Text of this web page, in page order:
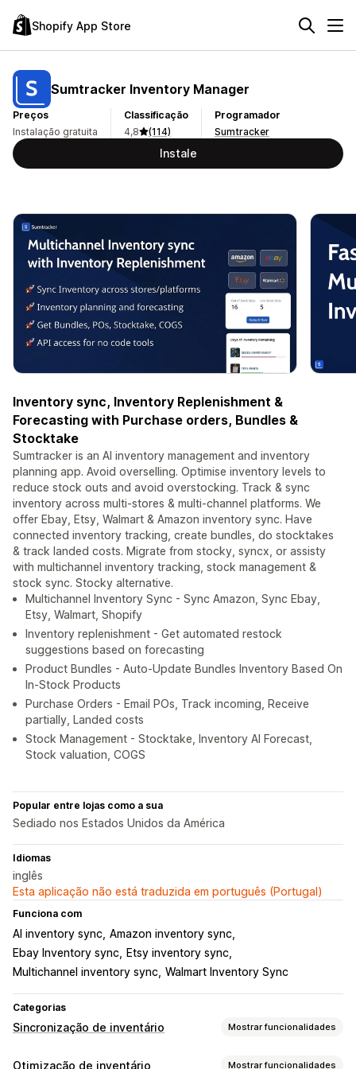
Shopify App Store
Sumtracker Inventory Manager
Preços
Instalação gratuita
Classificação
4,8
(114)
Programador
Sumtracker
Instale
Inventory sync, Inventory Replenishment &
Forecasting with Purchase orders, Bundles &
Stocktake
Sumtracker is an AI inventory management and inventory
planning app. Avoid overselling. Optimise inventory levels to
reduce stock outs and avoid overstocking. Track & sync
inventory across multi-stores & multi-channel platforms. We
offer Ebay, Etsy, Walmart & Amazon inventory sync. Have
connected inventory tracking, create bundles, do stocktakes
& track landed costs. Migrate from stocky, syncx, or assisty
with multichannel inventory tracking, stock management &
stock sync. Stocky alternative.
Multichannel Inventory Sync - Sync Amazon, Sync Ebay,
Etsy, Walmart, Shopify
Inventory replenishment - Get automated restock
suggestions based on forecasting
Product Bundles - Auto-Update Bundles Inventory Based On
In-Stock Products
Purchase Orders - Email POs, Track incoming, Receive
partially, Landed costs
Stock Management - Stocktake, Inventory AI Forecast,
Stock valuation, COGS
Popular entre lojas como a sua
Sediado nos Estados Unidos da América
Idiomas
inglês
Esta aplicação não está traduzida em português (Portugal)
Funciona com
AI inventory sync Amazon inventory sync
Ebay Inventory sync
Etsy inventory sync
Multichannel inventory sync Walmart Inventory Sync
Categorias
Sincronização de inventário Mostrar funcionalidades
Tipo de sincronização
Otimização de inventário Mostrar funcionalidades